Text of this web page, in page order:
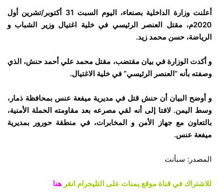
أعلنت وزارة الداخلية بصنعاء، اليوم السبت 31 أكتوبر/تشرين أول
2020م، مقتل العنصر الرئيسي في خلية اغتيال وزير الشباب و
الرياضة، حسن محمد زيد.
و أكدت الوزارة في بيان مقتضب، مقتل محمد علي أحمد حنش، الذي
وصفته بأنه “العنصر الرئيسي” في خلية الاغتيال.
و أوضح البيان أن حنش قتل في مديرية ميفعة عنس بمحافظة ذمار،
وسط اليمن. لافتا إلى أنه لقي مصرعه بعد مقاومته الحملة الأمنية،
بالتعاون مع جهاز الأمن و المخابرات، في منطقة حورور بمديرية
ميفعة عنس.
المصدر: سبأنت
للاشتراك في قناة موقع يمنات على التليجرام انقر هنا